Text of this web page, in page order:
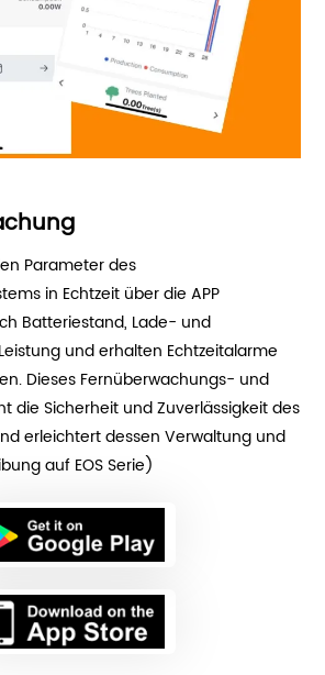
Parameter des
in Echtzeit über die APP
Batteriestand, Lade- und
und erhalten Echtzeitalarme
Dieses Fernüberwachungs- und
die Sicherheit und Zuverlässigkeit des
erleichtert dessen Verwaltung und
auf EOS Serie)